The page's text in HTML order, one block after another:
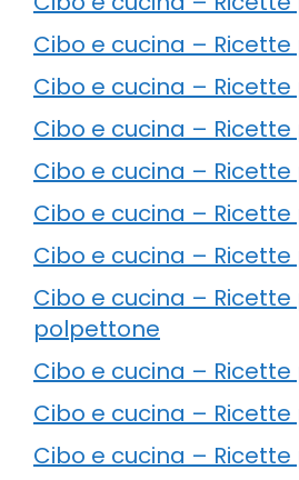
Cibo e cucina – Ricette
Cibo e cucina –
Cibo e cucina –
Cibo e cucina –
Cibo e cucina –
Cibo e cucina –
Cibo e cucina – Ricette
polpettone
Cibo e cucina –
Cibo e cucina –
Cibo e cucina –